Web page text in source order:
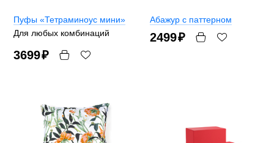
Пуфы «Тетраминоус мини»
Для любых комбинаций
3699₽
Абажур с паттерном
2499₽